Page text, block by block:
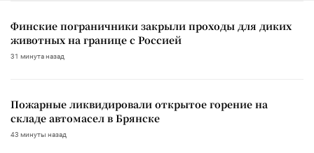
Финские пограничники закрыли проходы для диких
животных на границе с Россией
31 минута назад
Пожарные ликвидировали открытое горение на
складе автомасел в Брянске
43 минуты назад